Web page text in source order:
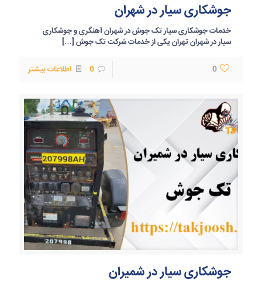
جوشکاری سیار در شهران
خدمات جوشکاری سیار تک جوش در شهران آهنگری و جوشکاری
سیار در شهران تهران یکی از خدمات شرکت تک جوش […]
0
0 اطلاعات بیشتر
جوشکاری سیار در شمیران